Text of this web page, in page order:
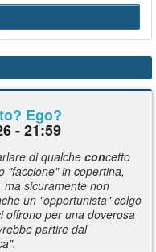
Ego?
- 21:59
di qualche concetto
"faccione" in copertina,
ma sicuramente non
un "opportunista" colgo
offrono per una doverosa
partire dal